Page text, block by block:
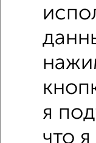
Похожие
Комнаты в
я
что я